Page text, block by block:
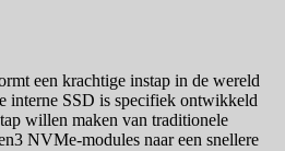
een krachtige instap in de wereld
interne SSD is specifiek ontwikkeld
willen maken van traditionele
NVMe-modules naar een snellere